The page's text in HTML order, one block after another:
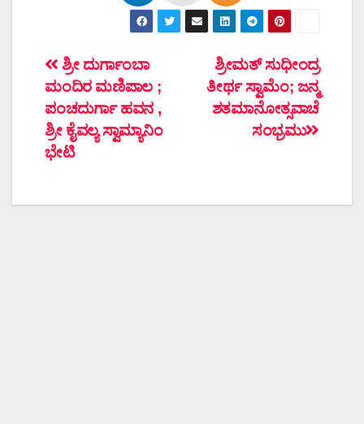
ಲೇಖನದ
ನ್ಯಾವಿಗೇಶನ್
ಶ್ರೀಮತ್ ಸುಧೀಂದ್ರ
ತೀರ್ಥ ಸ್ವಾಮೆಂ; ಜನ್ಮ
ಶತಮಾನೋತ್ಸವಾಚೆ
ಸಂಭ್ರಮು
ಶ್ರೀ ದುರ್ಗಾಂಬಾ
ಮಂದಿರ ಮಣಿಪಾಲ ;
ಪಂಚದುರ್ಗಾ ಹವನ ,
ಶ್ರೀ ಕೈವಲ್ಯ ಸ್ವಾಮ್ಯಾನಿಂ
ಭೇಟಿ